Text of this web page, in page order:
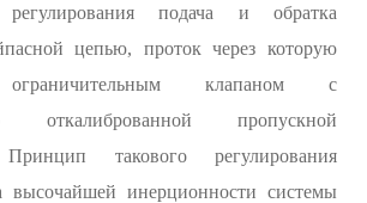
подача и обратка
цепью, проток через которую
ограничительным клапаном с
откалиброванной пропускной
Принцип такового регулирования
высочайшей инерционности системы